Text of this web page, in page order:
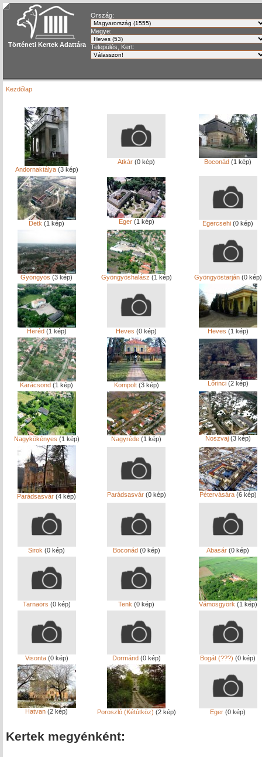
Történeti Kertek Adattára
Ország:
Megye:
Település, Kert:
Kezdőlap
Andornaktálya(3 kép)
Atkár (0 kép) Boconád (1 kép)
Detk (1 kép) Eger(1 kép) Egercsehi (0 kép)
Gyöngyös (3 kép) Gyöngyöshalász (1 kép) Gyöngyöstarján(0 kép)
Heréd(1 kép) Heves (0 kép) Heves (1 kép)
Karácsond (1 kép) Kompolt(3 kép) Lőrinci(2 kép)
Nagykökényes (1 kép) Nagyréde (1 kép) Noszvaj(3 kép)
Parádsasvár (4 kép) Parádsasvár(0 kép) Pétervására(6 kép)
Sirok (0 kép) Boconád(0 kép) Abasár (0 kép)
Tarnaörs (0 kép) Tenk (0 kép) Vámosgyörk (1 kép)
Visonta(0 kép) Dormánd(0 kép) Bogát (???) (0 kép)
Hatvan (2 kép) Poroszló (Kétútköz) (2 kép) Eger (0 kép)
Kertek megyénként: